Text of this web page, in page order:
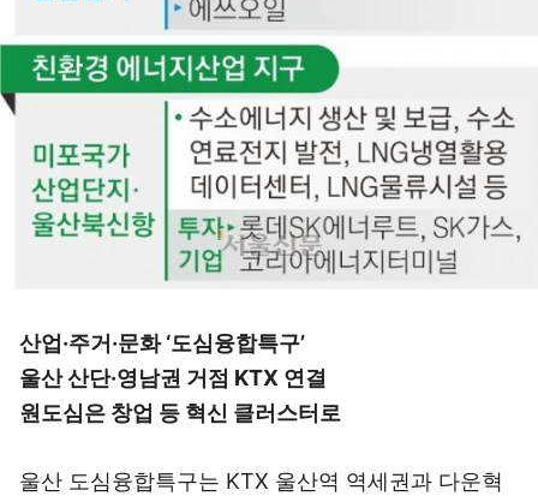
산업·주거·문화 ‘도심융합특구’
울산 산단·영남권 거점 KTX 연결
원도심은 창업 등 혁신 클러스터로
울산 도심융합특구는 KTX 울산역 역세권과 다운혁